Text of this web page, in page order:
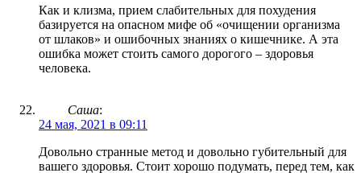
Как и клизма, прием слабительных для похудения
базируется на опасном мифе об «очищении организма
от шлаков» и ошибочных знаниях о кишечнике. А эта
ошибка может стоить самого дорогого – здоровья
человека.
Саша:
24 мая, 2021 в 09:11
Довольно странные метод и довольно губительный для
вашего здоровья. Стоит хорошо подумать, перед тем, как